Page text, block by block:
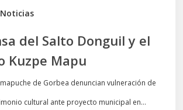
Noticias
del Salto Donguil y el
Mapu
de Gorbea denuncian vulneración de
cultural ante proyecto municipal en…